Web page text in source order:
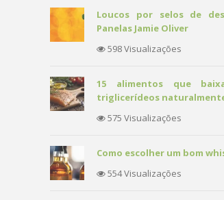
Loucos por selos de
Panelas Jamie Oliver
598 Visualizações
15 alimentos que
triglicerídeos
575 Visualizações
Como escolher um bom
554 Visualizações